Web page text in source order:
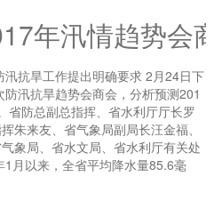
年汛情趋势会
抗旱工作提出明确要求 2月24日下
汛抗旱趋势会商会，分析预测201
省防总副总指挥、省水利厅厅长罗
朱来友、省气象局副局长汪金福、
象局、省水文局、省水利厅有关处
月以来，全省平均降水量85.6毫